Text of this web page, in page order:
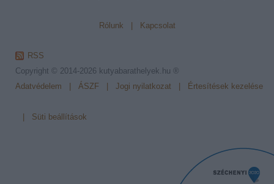
Rólunk Kapcsolat
RSS
Copyright © 2014-2026 kutyabarathelyek.hu ®
Adatvédelem
ÁSZF Jogi nyilatkozat Értesítések kezelése
Süti beállítások